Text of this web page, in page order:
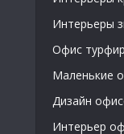
Интерьеры
Офис
Маленькие
Дизайн
Интерьер